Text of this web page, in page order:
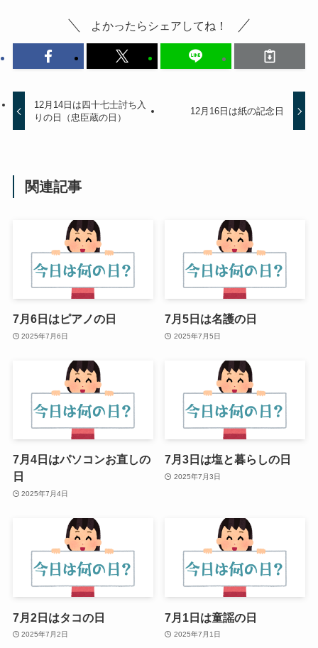
よかったらシェアしてね！
12月14日は四十七士討ち入
りの日（忠臣蔵の日）
12月16日は紙の記念日
関連記事
7月6日はピアノの日
2025年7月6日
7月5日は名護の日
2025年7月5日
7月4日はパソコンお直しの
日
2025年7月4日
7月3日は塩と暮らしの日
2025年7月3日
7月2日はタコの日
2025年7月2日
7月1日は童謡の日
2025年7月1日